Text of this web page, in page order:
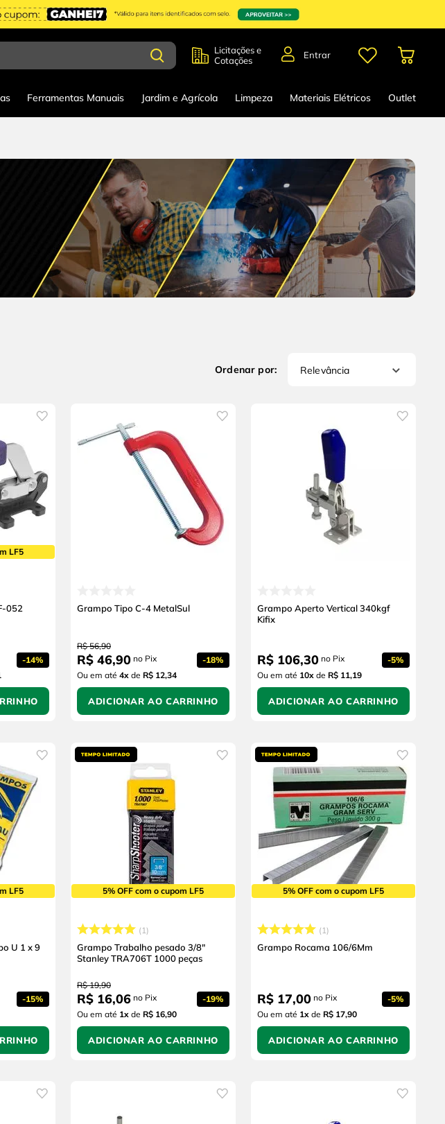
Licitações e
Cotações
Entrar
Ferramentas Manuais Jardim e Agrícola Limpeza Materiais Elétricos Outlet
Relevância
LF5
052
-14%
Grampo Tipo C-4 MetalSul
R$ 56,90
R$ 46,90 no Pix -18%
Ou em até 4x de R$ 12,34
ADICIONAR AO CARRINHO
Grampo Aperto Vertical 340kgf
Kifix
R$ 106,30 no Pix -5%
Ou em até 10x de R$ 11,19
ADICIONAR AO CARRINHO
LF5
U 1 x 9
-15%
5% OFF com o cupom LF5
1
Grampo Trabalho pesado 3/8"
Stanley TRA706T 1000 peças
R$ 19,90
R$ 16,06 no Pix -19%
Ou em até 1x de R$ 16,90
ADICIONAR AO CARRINHO
5% OFF com o cupom LF5
1
Grampo Rocama 106/6Mm
R$ 17,00 no Pix -5%
Ou em até 1x de R$ 17,90
ADICIONAR AO CARRINHO